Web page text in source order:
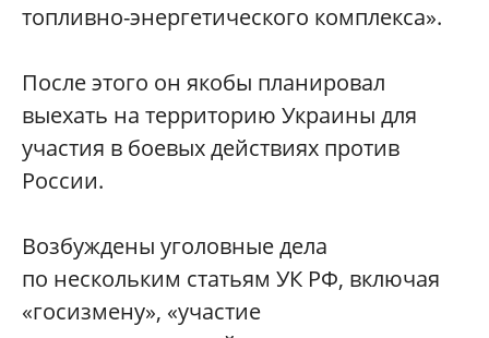
топливно-энергетического комплекса».
После этого он якобы планировал
выехать на территорию Украины для
участия в боевых действиях против
России.
Возбуждены уголовные дела
по нескольким статьям УК РФ, включая
«госизмену», «участие